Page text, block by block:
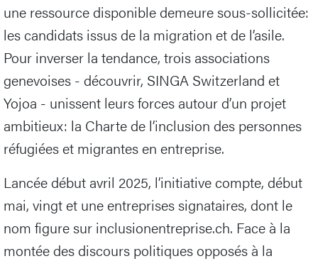
une ressource disponible demeure sous-sollicitée:
les candidats issus de la migration et de l’asile.
Pour inverser la tendance, trois associations
genevoises - découvrir, SINGA Switzerland et
Yojoa - unissent leurs forces autour d’un projet
ambitieux: la Charte de l’inclusion des personnes
réfugiées et migrantes en entreprise.
Lancée début avril 2025, l’initiative compte, début
mai, vingt et une entreprises signataires, dont le
nom figure sur inclusionentreprise.ch. Face à la
montée des discours politiques opposés à la